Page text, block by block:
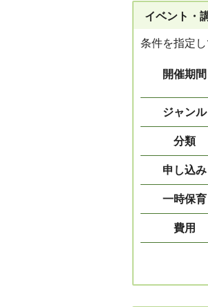
イベント・
条件を指定
開催期間
ジャンル
分類
申し込み
一時保育
費用